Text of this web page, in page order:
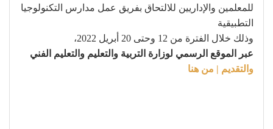
للمعلمين والإداريين للالتحاق بفريق عمل مدارس التكنولوجيا
التطبيقية
وذلك خلال الفترة من 12 وحتى 20 أبريل 2022،
عبر الموقع الرسمي لوزارة التربية والتعليم والتعليم الفني
والتقديم | من هنا